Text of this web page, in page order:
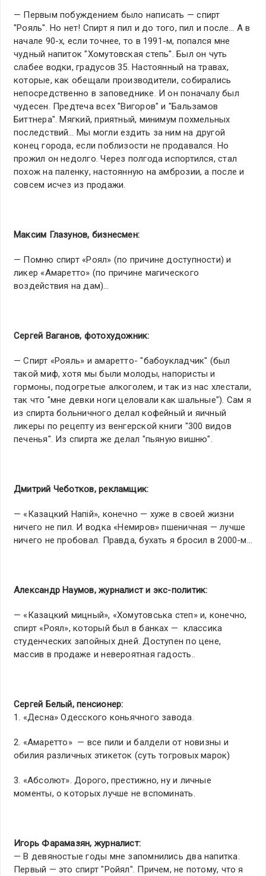
— Первым побуждением было написать — спирт
"Рояль". Но нет! Спирт я пил и до того, пил и после… А в
начале 90-х, если точнее, то в 1991-м, попался мне
чудный напиток "Хомутовская степь". Был он чуть
слабее водки, градусов 35. Настоянный на травах,
которые, как обещали производители, собирались
непосредственно в заповеднике. И он поначалу был
чудесен. Предтеча всех "Вигоров" и "Бальзамов
Биттнера". Мягкий, приятный, минимум похмельных
последствий… Мы могли ездить за ним на другой
конец города, если поблизости не продавался. Но
прожил он недолго. Через полгода испортился, стал
похож на паленку, настоянную на амброзии, а после и
совсем исчез из продажи.
Максим Глазунов, бизнесмен:
— Помню спирт «Роял» (по причине доступности) и
ликер «Амаретто» (по причине магического
воздействия на дам)…
Сергей Ваганов, фотохудожник:
— Спирт «Рояль» и амаретто- "бабоукладчик" (был
такой миф, хотя мы были молоды, напористы и
гормоны, подогретые алкоголем, и так из нас хлестали,
так что "мне девки ноги целовали как шальные"). Сам я
из спирта больничного делал кофейный и яичный
ликеры по рецепту из венгерской книги "300 видов
печенья". Из спирта же делал "пьяную вишню".
Дмитрий Чеботков, рекламщик:
— «Казацкий Напiй», конечно — хуже в своей жизни
ничего не пил. И водка «Немиров» пшеничная — лучше
ничего не пробовал. Правда, бухать я бросил в 2000-м…
Александр Наумов, журналист и экс-политик:
— «Казацкий мицный», «Хомутовська степ» и, конечно,
спирт «Роял», который был в банках — классика
студенческих запойных дней. Доступен по цене,
массив в продаже и невероятная гадость..
Сергей Белый, пенсионер:
1. «Десна» Одесского коньячного завода.
2. «Амаретто» — все пили и балдели от новизны и
обилия различных этикеток (суть тогровых марок)
3. «Абсолют». Дорого, престижно, ну и личные
моменты, о которых лучше не вспоминать.
Игорь Фарамазян, журналист:
— В девяностые годы мне запомнились два напитка.
Первый — это спирт "Ройял". Причем, не потому, что я